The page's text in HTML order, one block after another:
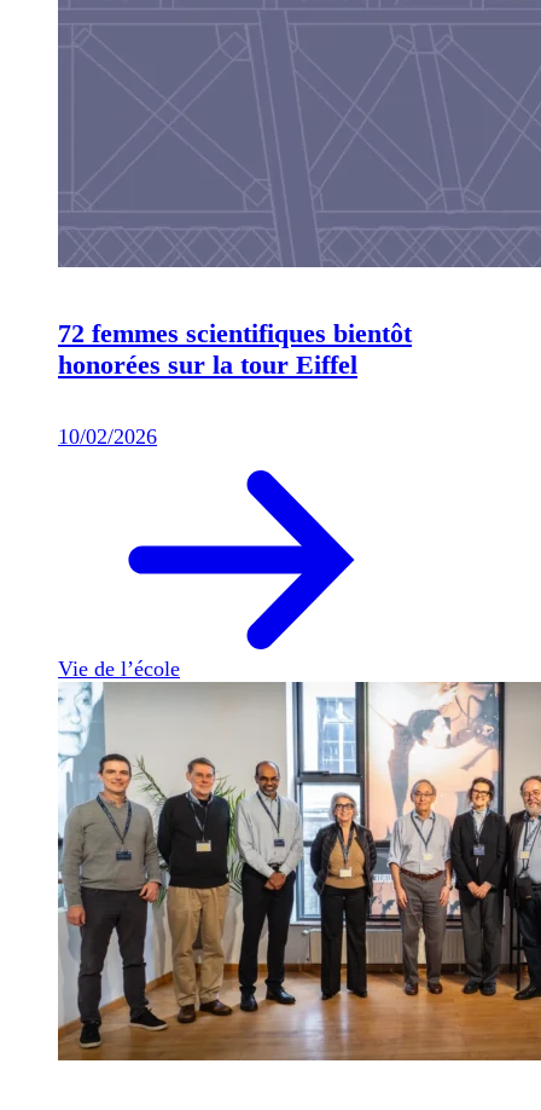
72 femmes scientifiques bientôt
honorées sur la tour Eiffel
10/02/2026
Vie de l’école